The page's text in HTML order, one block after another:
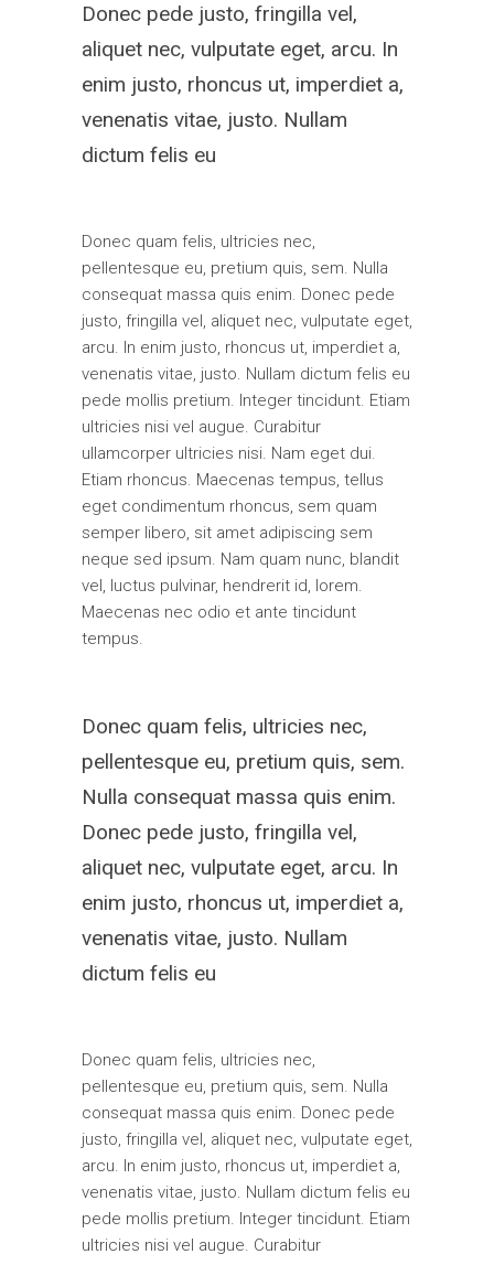
Donec pede justo, fringilla vel,
aliquet nec, vulputate eget, arcu. In
enim justo, rhoncus ut, imperdiet a,
venenatis vitae, justo. Nullam
dictum felis eu
Donec quam felis, ultricies nec,
pellentesque eu, pretium quis, sem. Nulla
consequat massa quis enim. Donec pede
justo, fringilla vel, aliquet nec, vulputate eget,
arcu. In enim justo, rhoncus ut, imperdiet a,
venenatis vitae, justo. Nullam dictum felis eu
pede mollis pretium. Integer tincidunt. Etiam
ultricies nisi vel augue. Curabitur
ullamcorper ultricies nisi. Nam eget dui.
Etiam rhoncus. Maecenas tempus, tellus
eget condimentum rhoncus, sem quam
semper libero, sit amet adipiscing sem
neque sed ipsum. Nam quam nunc, blandit
vel, luctus pulvinar, hendrerit id, lorem.
Maecenas nec odio et ante tincidunt
tempus.
Donec quam felis, ultricies nec,
pellentesque eu, pretium quis, sem.
Nulla consequat massa quis enim.
Donec pede justo, fringilla vel,
aliquet nec, vulputate eget, arcu. In
enim justo, rhoncus ut, imperdiet a,
venenatis vitae, justo. Nullam
dictum felis eu
Donec quam felis, ultricies nec,
pellentesque eu, pretium quis, sem. Nulla
consequat massa quis enim. Donec pede
justo, fringilla vel, aliquet nec, vulputate eget,
arcu. In enim justo, rhoncus ut, imperdiet a,
venenatis vitae, justo. Nullam dictum felis eu
pede mollis pretium. Integer tincidunt. Etiam
ultricies nisi vel augue. Curabitur